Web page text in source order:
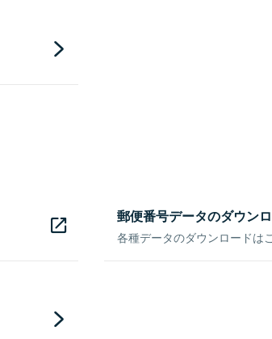
郵便番号データのダウン
各種データのダウンロードは